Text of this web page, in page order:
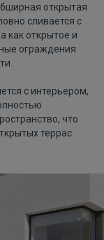
открытая
сливается с
как открытое и
ограждения
с интерьером,
что
террас.